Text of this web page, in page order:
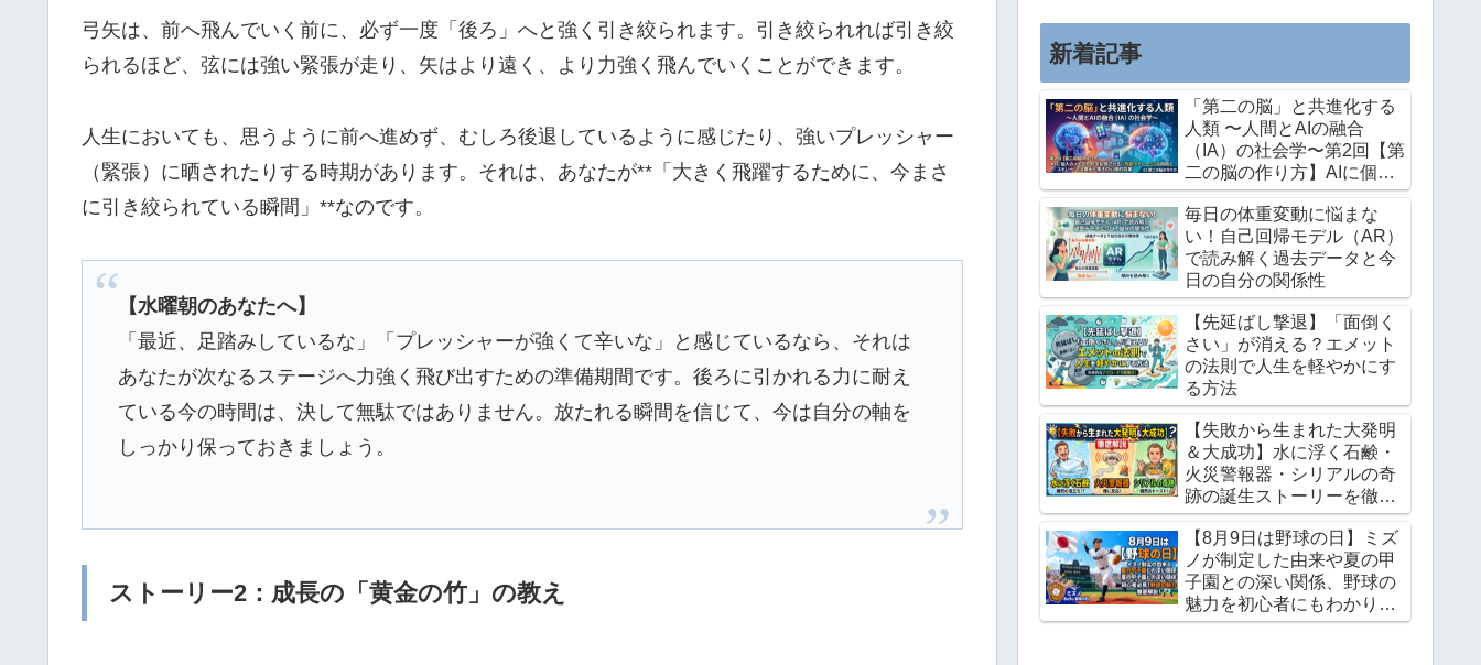
弓矢は、前へ飛んでいく前に、必ず一度「後ろ」へと強く引き絞られます。引き絞られれば引き絞
られるほど、弦には強い緊張が走り、矢はより遠く、より力強く飛んでいくことができます。
人生においても、思うように前へ進めず、むしろ後退しているように感じたり、強いプレッシャー
（緊張）に晒されたりする時期があります。それは、あなたが**「大きく飛躍するために、今まさ
に引き絞られている瞬間」**なのです。
【水曜朝のあなたへ】
「最近、足踏みしているな」「プレッシャーが強くて辛いな」と感じているなら、それは
あなたが次なるステージへ力強く飛び出すための準備期間です。後ろに引かれる力に耐え
ている今の時間は、決して無駄ではありません。放たれる瞬間を信じて、今は自分の軸を
しっかり保っておきましょう。
ストーリー2：成長の「黄金の竹」の教え
この記事では、私が長年培ってき...
新着記事
「第二の脳」と共進化する
人類 〜人間とAIの融合
（IA）の社会学〜第2回【第
二の脳の作り方】AIに個人
のメモやPDFを記憶させる
「外部ストレージ」活用術
と驚きの心理的効果
毎日の体重変動に悩まな
い！自己回帰モデル（AR）
で読み解く過去データと今
日の自分の関係性
【先延ばし撃退】「面倒く
さい」が消える？エメット
の法則で人生を軽やかにす
る方法
【失敗から生まれた大発明
＆大成功】水に浮く石鹸・
火災警報器・シリアルの奇
跡の誕生ストーリーを徹底
解説
【8月9日は野球の日】ミズ
ノが制定した由来や夏の甲
子園との深い関係、野球の
魅力を初心者にもわかりや
すく徹底解説！